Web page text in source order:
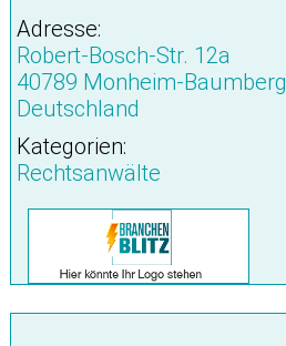
Adresse:
Robert-Bosch-Str. 12a
40789 Monheim-Baumberg
Deutschland
Kategorien:
Rechtsanwälte